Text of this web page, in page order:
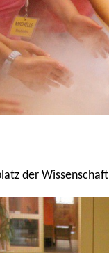
der Wissenschaft